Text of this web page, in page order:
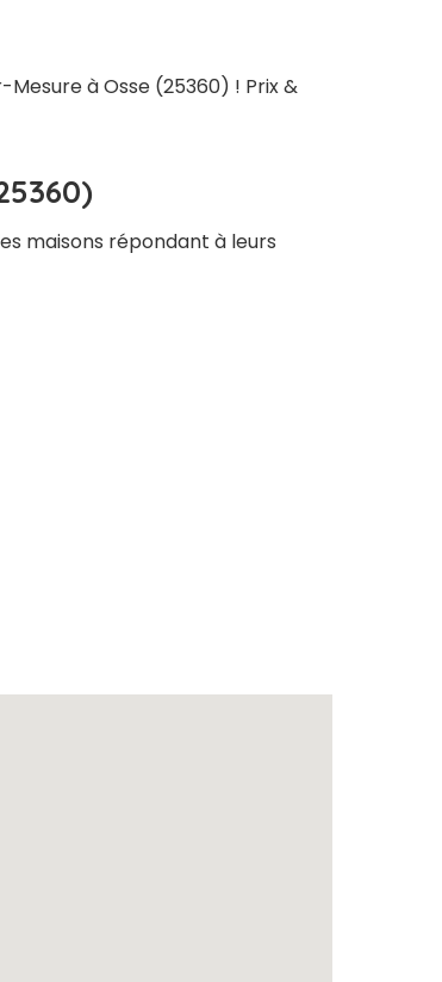
à Osse (25360) ! Prix &
maisons répondant à leurs